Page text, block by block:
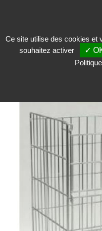
Accueillir>Mobilier d'accueil>
Ce site utilise des cookies et
souhaitez activer
✓